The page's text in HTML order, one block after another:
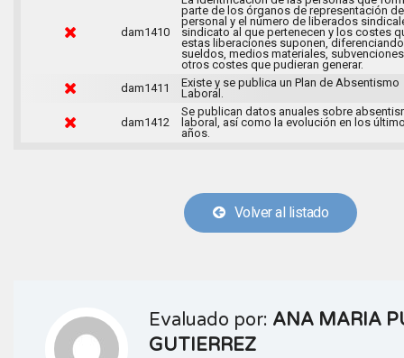
dam1410
parte de los órganos de representación
personal y el número de liberados
sindicato al que pertenecen y los costes
estas liberaciones suponen, diferenciando
sueldos, medios materiales,
otros costes que pudieran generar.
dam1411
Existe y se publica un Plan de Absentismo
Laboral.
dam1412
Se publican datos anuales sobre
laboral, así como la evolución en los
años.
Volver al listado
Evaluado por: ANA MARIA
GUTIERREZ